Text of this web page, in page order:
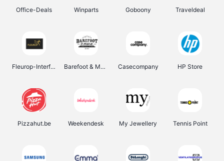
Office-Deals Winparts Goboony Traveldeal
Fleurop-Interflora Barefoot & More Casecompany HP Store
Pizzahut.be Weekendesk My Jewellery Tennis Point